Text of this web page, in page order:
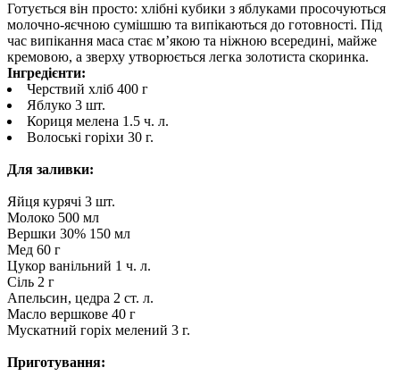
Готується він просто: хлібні кубики з яблуками просочуються
молочно-яєчною сумішшю та випікаються до готовності. Під
час випікання маса стає м’якою та ніжною всередині, майже
кремовою, а зверху утворюється легка золотиста скоринка.
Інгредієнти:
Черствий хліб 400 г
Яблуко 3 шт.
Кориця мелена 1.5 ч. л.
Волоські горіхи 30 г.
Для заливки:
Яйця курячі 3 шт.
Молоко 500 мл
Вершки 30% 150 мл
Мед 60 г
Цукор ванільний 1 ч. л.
Сіль 2 г
Апельсин, цедра 2 ст. л.
Масло вершкове 40 г
Мускатний горіх мелений 3 г.
Приготування: